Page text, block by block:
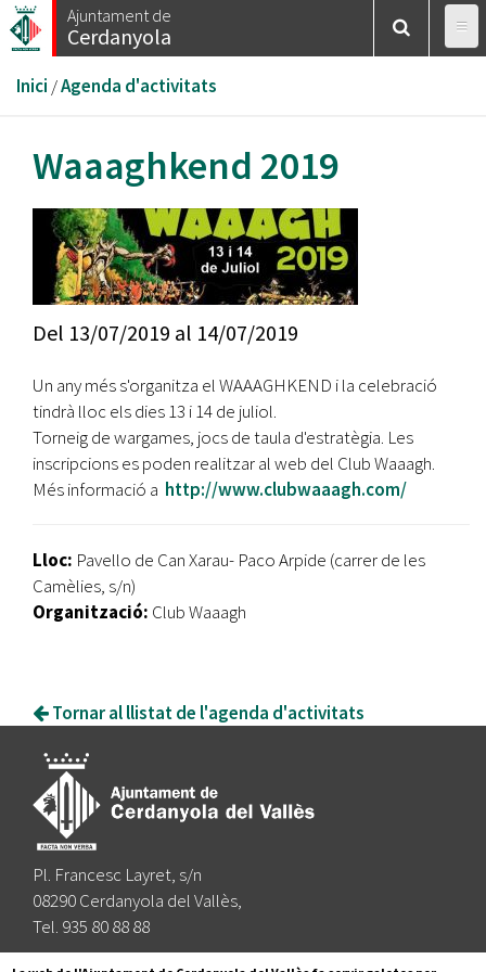
Vés
al
Ajuntament de
Cerdanyola
Esteu
aquí
Inici /Agenda d'activitats
Waaaghkend 2019
Del 13/07/2019 al 14/07/2019
Un any més s'organitza el WAAAGHKEND i la celebració
tindrà lloc els dies 13 i 14 de juliol.
Torneig de wargames, jocs de taula d'estratègia. Les
inscripcions es poden realitzar al web del Club Waaagh.
Més informació a http://www.clubwaaagh.com/
Lloc: Pavello de Can Xarau- Paco Arpide (carrer de les
Camèlies, s/n)
Organització: Club Waaagh
Tornar al llistat de l'agenda d'activitats
Pl. Francesc Layret, s/n
08290 Cerdanyola del Vallès,
Tel. 935 80 88 88
Segueix-nos a: